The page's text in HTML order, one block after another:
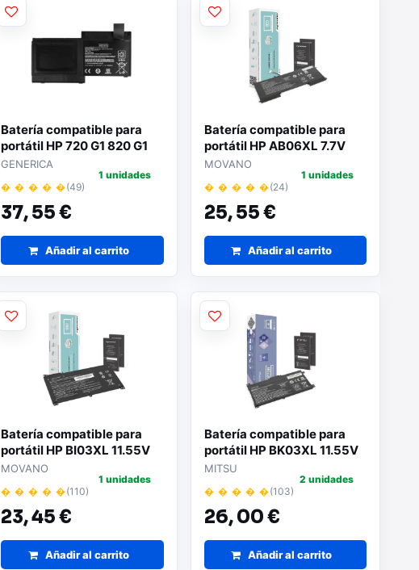
Batería compatible para
portátil HP 720 G1 820 G1
820 G2 11.25v 4000mah
GENERICA
� � � � �(49)
37,55 €
1 unidades
Añadir al carrito
Batería compatible para
portátil HP AB06XL 7.7V
3600mAh Movano
MOVANO
� � � � �(24)
25,55 €
1 unidades
Añadir al carrito
Batería compatible para
portátil HP BI03XL 11.55V
3400mAh Movano
MOVANO
� � � � �(110)
23,45 €
1 unidades
Añadir al carrito
Batería compatible para
portátil HP BK03XL 11.55V
3400mAh Mitsu
MITSU
� � � � �(103)
26,00 €
2 unidades
Añadir al carrito